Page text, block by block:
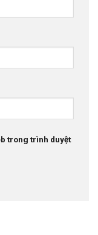
trong trình duyệt